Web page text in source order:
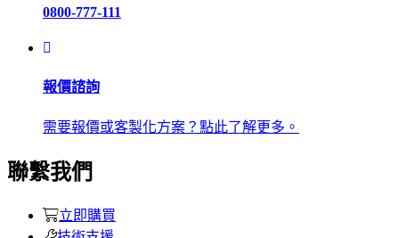
0800-777-111
報價諮詢
需要報價或客製化方案？點此了解更多。
聯繫我們
立即購買